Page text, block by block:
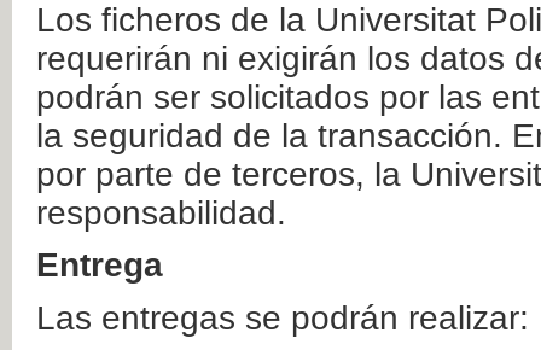
Los ficheros de la Universitat
requerirán ni exigirán los datos
podrán ser solicitados por las
la seguridad de la transacción.
por parte de terceros, la
responsabilidad.
Entrega
Las entregas se podrán realizar: